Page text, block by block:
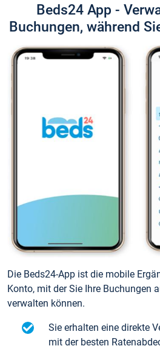
Beds24 App -
Buchungen, während
Die Beds24-App ist die mobile
Konto, mit der Sie Ihre Buchungen
verwalten können.
Sie erhalten eine direkte
mit der besten